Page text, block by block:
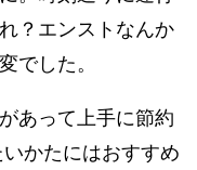
？エンストなんか
でした。
あって上手に節約
かたにはおすすめ